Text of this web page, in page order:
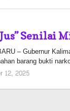
Senilai
– Gubernur
barang bukti
12, 2025